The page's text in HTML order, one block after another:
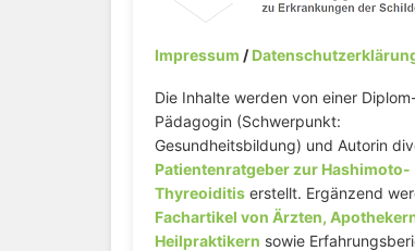
Impressum /
Die Inhalte werden von einer
Pädagogin (Schwerpunkt:
Gesundheitsbildung) und Autorin
Patientenratgeber zur Hashimoto-
Thyreoiditis erstellt. Ergänzend
Fachartikel von Ärzten,
Heilpraktikern sowie